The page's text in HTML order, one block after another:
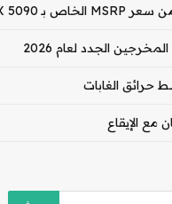
حرائق الغابات